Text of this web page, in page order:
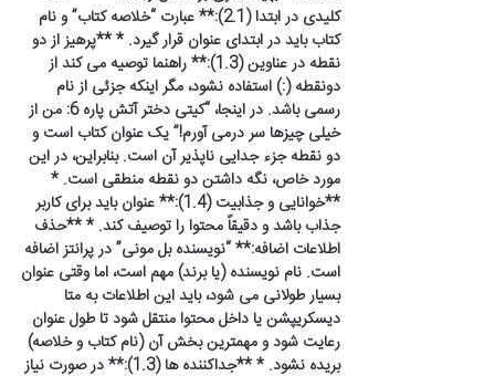
کلیدی در ابتدا (2.1):** عبارت “خلاصه کتاب” و نام
کتاب باید در ابتدای عنوان قرار گیرد. * **پرهیز از دو
نقطه در عناوین (1.3):** راهنما توصیه می کند از
دونقطه (:) استفاده نشود، مگر اینکه جزئی از نام
رسمی باشد. در اینجا، “کیتی دختر آتش پاره 6: من از
خیلی چیزها سر درمی آورم!” یک عنوان کتاب است و
دو نقطه جزء جدایی ناپذیر آن است. بنابراین، در این
مورد خاص، نگه داشتن دو نقطه منطقی است. *
**خوانایی و جذابیت (1.4):** عنوان باید برای کاربر
جذاب باشد و دقیقاً محتوا را توصیف کند. * **حذف
اطلاعات اضافه:** “نویسنده بل مونی” در پرانتز اضافه
است. نام نویسنده (یا برند) مهم است، اما وقتی عنوان
بسیار طولانی می شود، باید این اطلاعات به متا
دیسکریپشن یا داخل محتوا منتقل شود تا طول عنوان
رعایت شود و مهمترین بخش آن (نام کتاب و خلاصه)
بریده نشود. * **جداکننده ها (1.3):** در صورت نیاز